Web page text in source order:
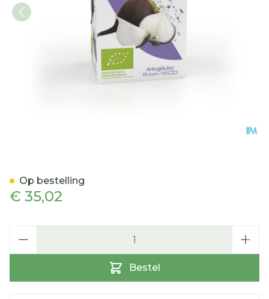
€ 35,02
Bestel
Op bestelling